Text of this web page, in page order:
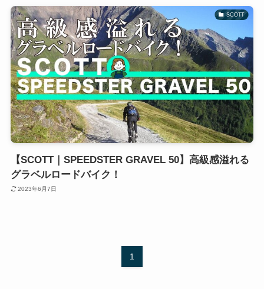
SCOTT
【SCOTT｜SPEEDSTER GRAVEL 50】高級感溢れる
グラベルロードバイク！
2023年6月7日
1